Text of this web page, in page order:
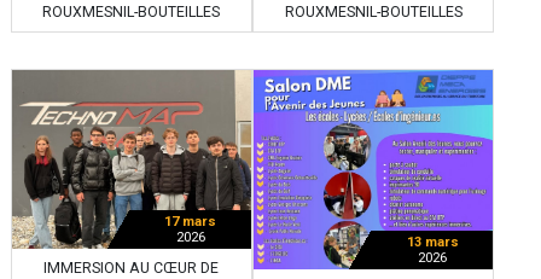
ROUXMESNIL-BOUTEILLES
ROUXMESNIL-BOUTEILLES
17 mars
2026
IMMERSION AU CŒUR DE
13 mars
2026